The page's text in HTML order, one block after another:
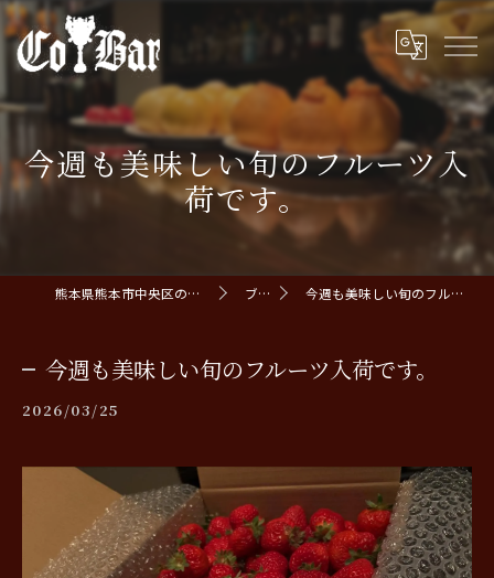
今週も美味しい旬のフルーツ入
荷です。
熊本県熊本市中央区のバーならCoBar ブログ 今週も美味しい旬のフルーツ入荷です。
今週も美味しい旬のフルーツ入荷です。
2026/03/25